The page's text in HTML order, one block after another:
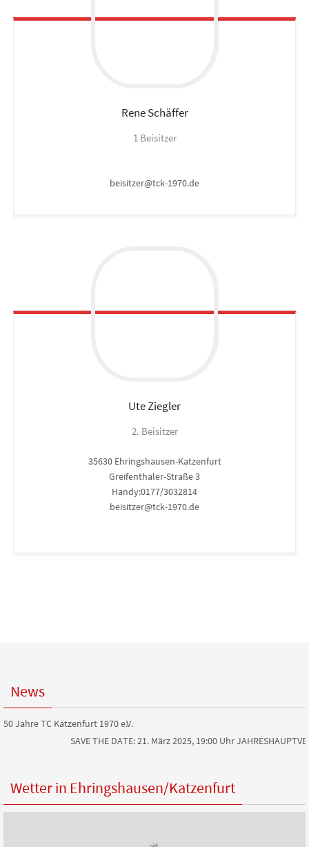
Rene Schäffer
1 Beisitzer
beisitzer@tck-1970.de
UteZiegler
2. Beisitzer
35630 Ehringshausen-Katzenfurt
Greifenthaler-Straße 3
Handy:0177/3032814
beisitzer@tck-1970.de
News
50 Jahre TC Katzenfurt 1970 e.V.
SAVE THE DATE: 21. März 2025, 19:00 Uhr
Wetter in Ehringshausen/Katzenfurt